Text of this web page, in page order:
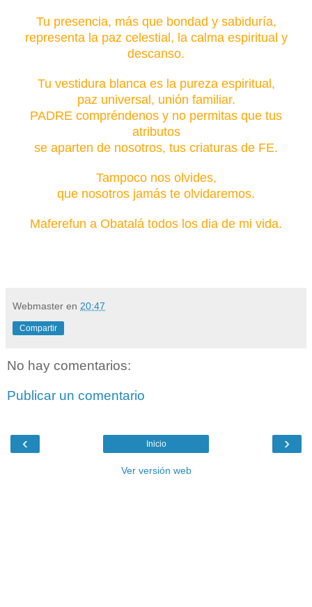
Tu presencia, más que bondad y sabiduría,
representa la paz celestial, la calma espiritual y
descanso.
Tu vestidura blanca es la pureza espiritual,
paz universal, unión familiar.
PADRE compréndenos y no permitas que tus
atributos
se aparten de nosotros, tus criaturas de FE.
Tampoco nos olvides,
que nosotros jamás te olvidaremos.
Maferefun a Obatalá todos los dia de mi vida.
Webmaster en 20:47
Compartir
No hay comentarios:
Publicar un comentario
‹ ›
Inicio
Ver versión web